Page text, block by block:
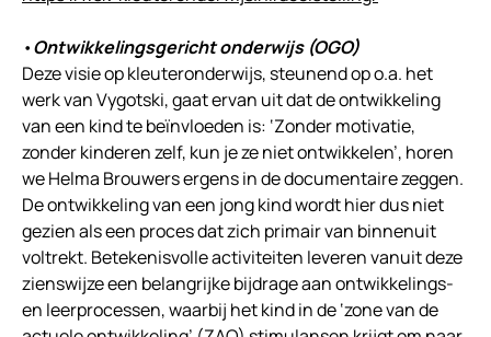
•Ontwikkelingsgericht onderwijs (OGO)
Deze visie op kleuteronderwijs, steunend op o.a. het
werk van Vygotski, gaat ervan uit dat de ontwikkeling
van een kind te beïnvloeden is: ‘Zonder motivatie,
zonder kinderen zelf, kun je ze niet ontwikkelen’, horen
we Helma Brouwers ergens in de documentaire zeggen.
De ontwikkeling van een jong kind wordt hier dus niet
gezien als een proces dat zich primair van binnenuit
voltrekt. Betekenisvolle activiteiten leveren vanuit deze
zienswijze een belangrijke bijdrage aan ontwikkelings-
en leerprocessen, waarbij het kind in de ‘zone van de